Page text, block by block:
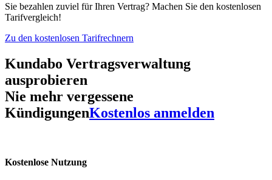
Sie bezahlen zuviel für Ihren Vertrag? Machen Sie den kostenlosen
Tarifvergleich!
Zu den kostenlosen Tarifrechnern
Kundabo Vertragsverwaltung
ausprobieren
Nie mehr vergessene
KündigungenKostenlos anmelden
Kostenlose Nutzung